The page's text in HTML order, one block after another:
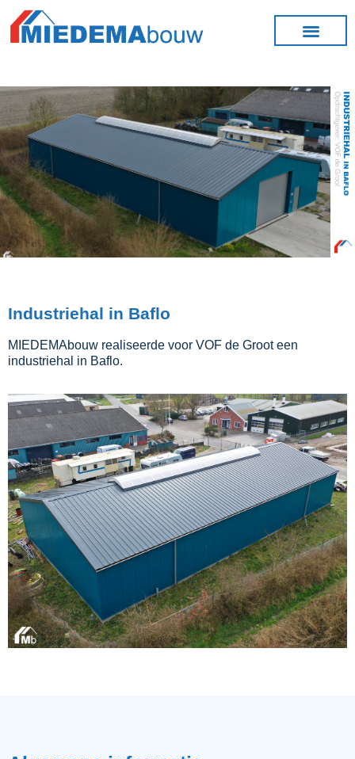
Industriehal in Baflo
MIEDEMAbouw realiseerde voor VOF de Groot een
industriehal in Baflo.